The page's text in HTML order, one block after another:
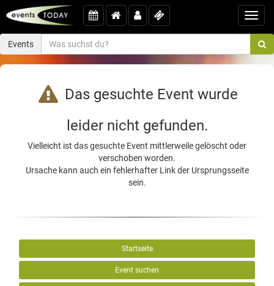
Events
Das gesuchte Event wurde
leider nicht gefunden.
Vielleicht ist das gesuchte Event mittlerweile gelöscht oder
verschoben worden.
Ursache kann auch ein fehlerhafter Link der Ursprungsseite
sein.
Startseite
Event suchen